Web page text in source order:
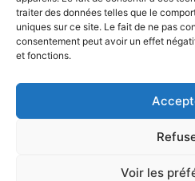
traiter des données telles que le
uniques sur ce site. Le fait de ne pas
consentement peut avoir un effet
et fonctions.
Voir les